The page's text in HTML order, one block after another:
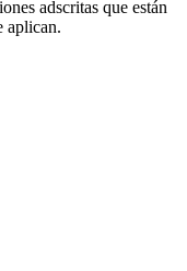
adscritas que están
aplican.